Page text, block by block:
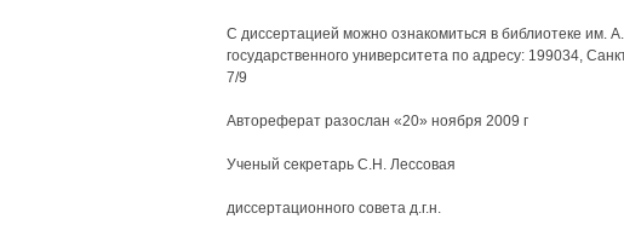
С диссертацией можно ознакомиться в библиотеке им.
государственного университета по адресу: 199034,
7/9
Автореферат разослан «20» ноября 2009 г
Ученый секретарь С.Н. Лессовая
диссертационного совета д.г.н.